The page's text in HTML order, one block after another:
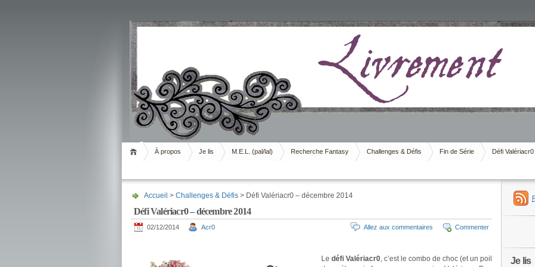
Livrement
À propos Je lis M.E.L. (pal/lal) Recherche Fantasy Challenges & Défis Fin de Série Défi Valériacr0
Accueil > Challenges & Défis > Défi Valériacr0 – décembre 2014
Défi Valériacr0 – décembre 2014
02/12/2014 Acr0 Commenter
Allez aux commentaires
Le défi Valériacr0, c’est le combo de choc (et un poil
Je lis